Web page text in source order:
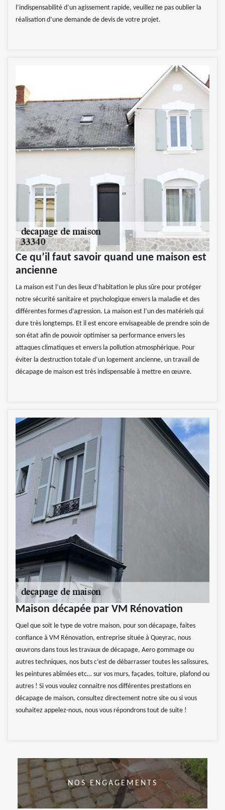
l’indispensabilité d’un agissement rapide, veuillez ne pas oublier la
réalisation d’une demande de devis de votre projet.
Ce qu’il faut savoir quand une maison est
ancienne
La maison est l’un des lieux d’habitation le plus sûre pour protéger
notre sécurité sanitaire et psychologique envers la maladie et des
différentes formes d’agression. La maison est l’un des matériels qui
dure très longtemps. Et il est encore envisageable de prendre soin de
son état afin de pouvoir optimiser sa performance envers les
attaques climatiques et envers la pollution atmosphérique. Pour
éviter la destruction totale d’un logement ancienne, un travail de
décapage de maison est très indispensable à mettre en œuvre.
Maison décapée par VM Rénovation
Quel que soit le type de votre maison, pour son décapage, faites
confiance à VM Rénovation, entreprise située à Queyrac, nous
œuvrons dans tous les travaux de décapage, Aero gommage ou
autres techniques, nos buts c’est de débarrasser toutes les salissures,
les peintures abîmées etc… sur vos murs, façades, toiture, plafond ou
autres ! Si vous voulez connaitre nos différentes prestations en
décapage de maison, consultez directement notre site ou si vous
souhaitez appelez-nous, nous vous répondrons tout de suite !
NOS ENGAGEMENTS